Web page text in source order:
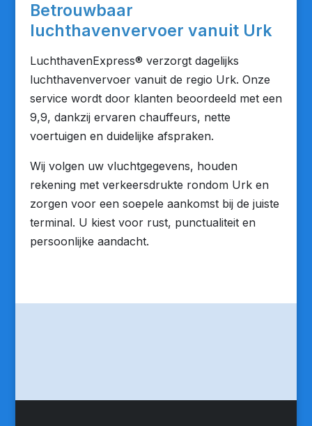
Betrouwbaar
luchthavenvervoer vanuit Urk
LuchthavenExpress® verzorgt dagelijks
luchthavenvervoer vanuit de regio Urk. Onze
service wordt door klanten beoordeeld met een
9,9, dankzij ervaren chauffeurs, nette
voertuigen en duidelijke afspraken.
Wij volgen uw vluchtgegevens, houden
rekening met verkeersdrukte rondom Urk en
zorgen voor een soepele aankomst bij de juiste
terminal. U kiest voor rust, punctualiteit en
persoonlijke aandacht.